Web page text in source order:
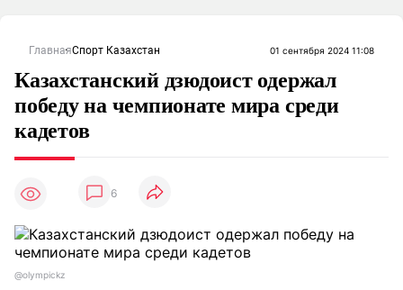
ГлавнаяСпорт Казахстан 01 сентября 2024 11:08
Казахстанский дзюдоист одержал
победу на чемпионате мира среди
кадетов
6
@olympickz